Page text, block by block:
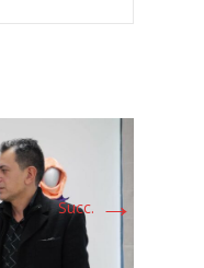
Succ. →